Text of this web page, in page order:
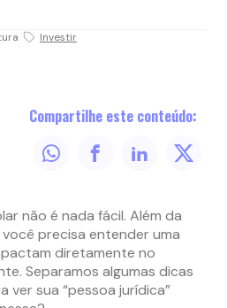
Investir
Compartilhe este conteúdo:
não é nada fácil. Além da
precisa entender uma
diretamente no
Separamos algumas dicas
ver sua “pessoa jurídica”